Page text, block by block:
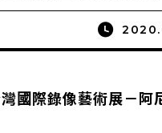
國際錄像藝術展－阿